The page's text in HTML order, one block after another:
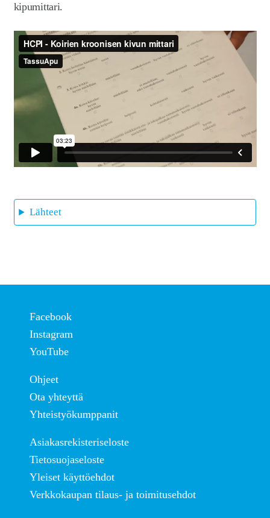
kipumittari.
Lähteet
Facebook
Instagram
YouTube
Ohjeet
Ota yhteyttä
Yhteistyökumppanit
Asiakasrekisteriseloste
Tietosuojaseloste
Yleiset käyttöehdot
Verkkokaupan tilaus- ja toimitusehdot